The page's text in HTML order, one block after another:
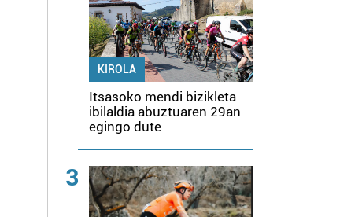
KIROLA
Itsasoko mendi bizikleta
ibilaldia abuztuaren 29an
egingo dute
3